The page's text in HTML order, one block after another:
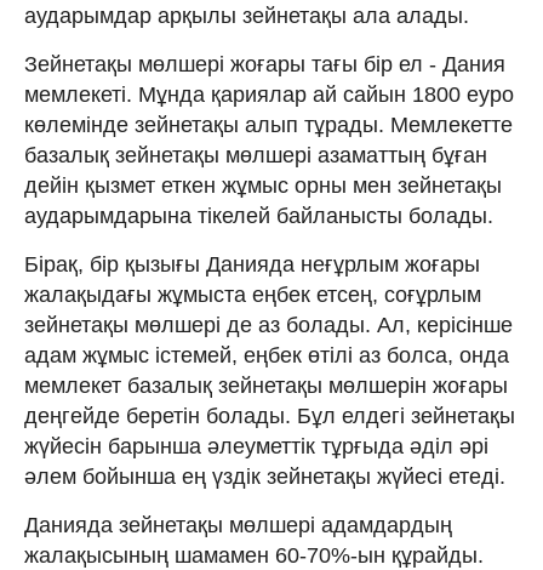
аударымдар арқылы зейнетақы ала алады.
Зейнетақы мөлшері жоғары тағы бір ел - Дания
мемлекеті. Мұнда қариялар ай сайын 1800 еуро
көлемінде зейнетақы алып тұрады. Мемлекетте
базалық зейнетақы мөлшері азаматтың бұған
дейін қызмет еткен жұмыс орны мен зейнетақы
аударымдарына тікелей байланысты болады.
Бірақ, бір қызығы Данияда неғұрлым жоғары
жалақыдағы жұмыста еңбек етсең, соғұрлым
зейнетақы мөлшері де аз болады. Ал, керісінше
адам жұмыс істемей, еңбек өтілі аз болса, онда
мемлекет базалық зейнетақы мөлшерін жоғары
деңгейде беретін болады. Бұл елдегі зейнетақы
жүйесін барынша әлеуметтік тұрғыда әділ әрі
әлем бойынша ең үздік зейнетақы жүйесі етеді.
Данияда зейнетақы мөлшері адамдардың
жалақысының шамамен 60-70%-ын құрайды.